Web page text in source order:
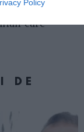
Policy
care
DE